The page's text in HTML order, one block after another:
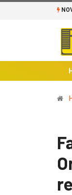
Clube Catalão em